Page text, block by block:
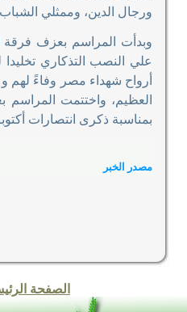
ورجال الدين، وممثلي
وبدأت المراسم بعزف فرقة
علي النصب التذكاري
أرواح شهداء مصر وفاءً
العظيم، واختتمت المراسم
بمناسبة ذكرى انتصارات
مصدر الخبر
الصفحة